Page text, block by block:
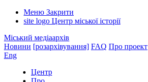
Меню Закрити
site logo Центр міської історії
Міський медіаархів
Новини [розархівування] FAQ Про проект
Eng
Центр